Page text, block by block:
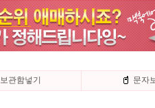
보관함넣기 문자